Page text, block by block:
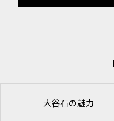
大谷石の魅力